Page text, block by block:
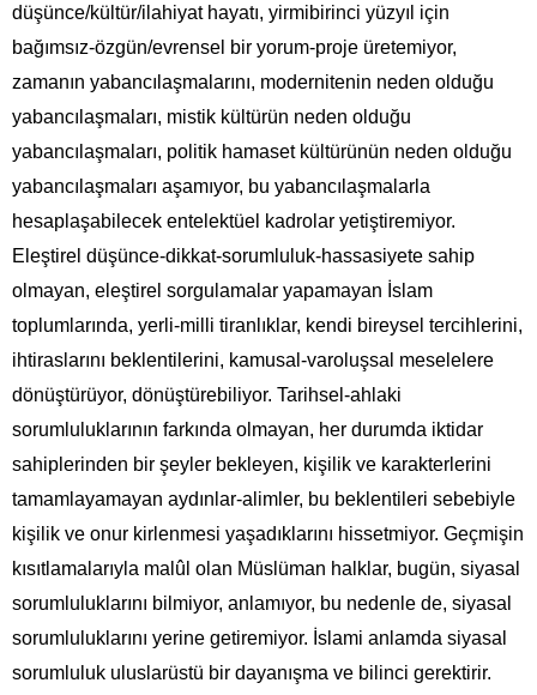
düşünce/kültür/ilahiyat hayatı, yirmibirinci yüzyıl için
bağımsız-özgün/evrensel bir yorum-proje üretemiyor,
zamanın yabancılaşmalarını, modernitenin neden olduğu
yabancılaşmaları, mistik kültürün neden olduğu
yabancılaşmaları, politik hamaset kültürünün neden olduğu
yabancılaşmaları aşamıyor, bu yabancılaşmalarla
hesaplaşabilecek entelektüel kadrolar yetiştiremiyor.
Eleştirel düşünce-dikkat-sorumluluk-hassasiyete sahip
olmayan, eleştirel sorgulamalar yapamayan İslam
toplumlarında, yerli-milli tiranlıklar, kendi bireysel tercihlerini,
ihtiraslarını beklentilerini, kamusal-varoluşsal meselelere
dönüştürüyor, dönüştürebiliyor. Tarihsel-ahlaki
sorumluluklarının farkında olmayan, her durumda iktidar
sahiplerinden bir şeyler bekleyen, kişilik ve karakterlerini
tamamlayamayan aydınlar-alimler, bu beklentileri sebebiyle
kişilik ve onur kirlenmesi yaşadıklarını hissetmiyor. Geçmişin
kısıtlamalarıyla malûl olan Müslüman halklar, bugün, siyasal
sorumluluklarını bilmiyor, anlamıyor, bu nedenle de, siyasal
sorumluluklarını yerine getiremiyor. İslami anlamda siyasal
sorumluluk uluslarüstü bir dayanışma ve bilinci gerektirir.